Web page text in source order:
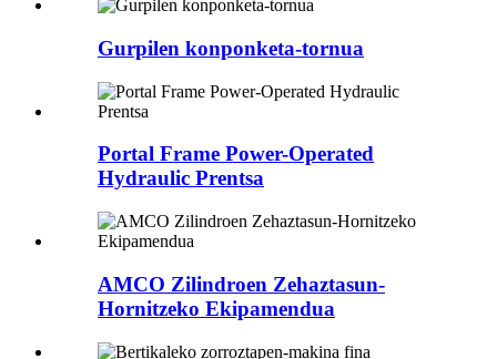
Gurpilen konponketa-tornua
Portal Frame Power-Operated
Hydraulic Prentsa
AMCO Zilindroen Zehaztasun-
Hornitzeko Ekipamendua